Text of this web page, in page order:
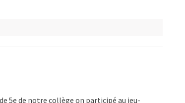
5e de notre collège on participé au jeu-